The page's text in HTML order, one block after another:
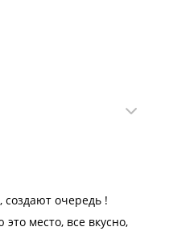
создают очередь !
место, все вкусно,